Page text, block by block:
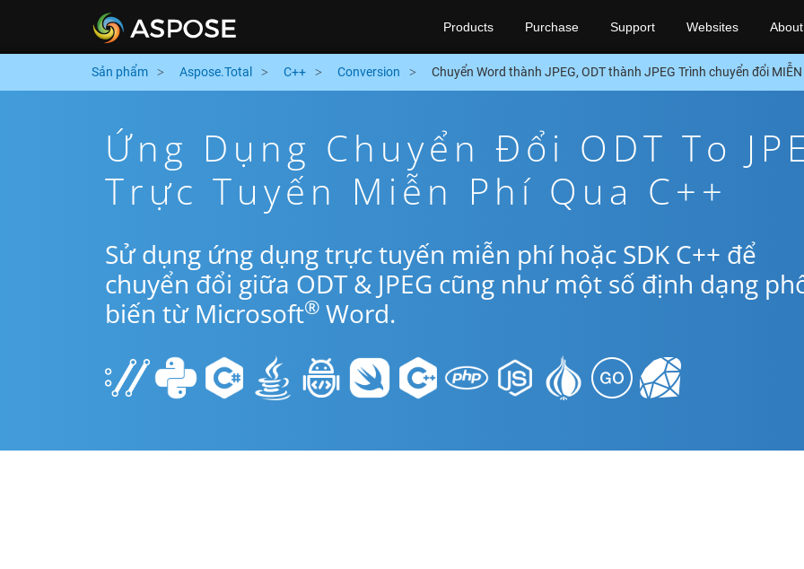
Products Purchase Support Websites About
Sản phẩm Aspose.Total C++ Conversion Chuyển Word thành JPEG, ODT thành JPEG Trình chuyển đổi
Ứng Dụng Chuyển Đổi ODT To
Trực Tuyến Miễn Phí Qua C++
Sử dụng ứng dụng trực tuyến miễn phí hoặc SDK C++ để
chuyển đổi giữa ODT & JPEG cũng như một số định dạng
biến từ Microsoft® Word.